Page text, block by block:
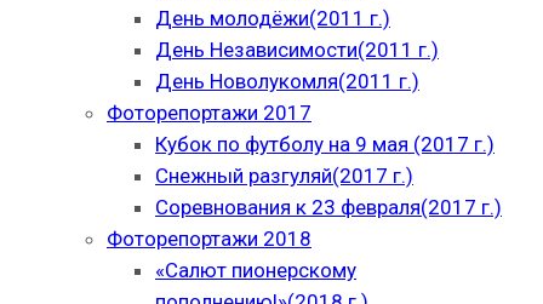
День молодёжи(2011 г.)
День Независимости(2011 г.)
День Новолукомля(2011 г.)
Фоторепортажи 2017
Кубок по футболу на 9 мая (2017 г.)
Снежный разгуляй(2017 г.)
Соревнования к 23 февраля(2017 г.)
Фоторепортажи 2018
«Салют пионерскому